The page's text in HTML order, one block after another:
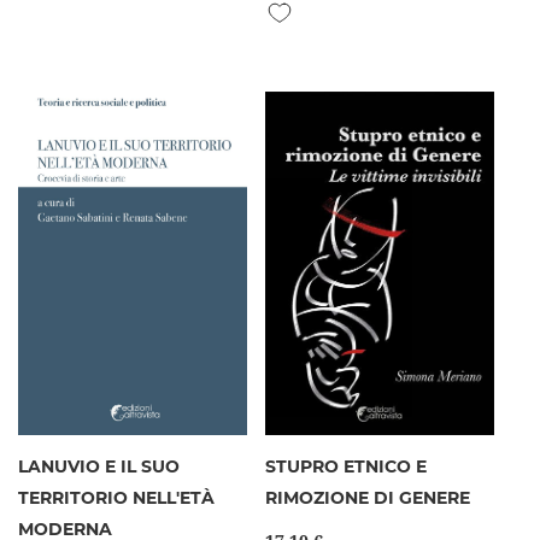
Aggiungi alla lista desideri
LANUVIO E IL SUO
TERRITORIO NELL'ETÀ
MODERNA
STUPRO ETNICO E
RIMOZIONE DI GENERE